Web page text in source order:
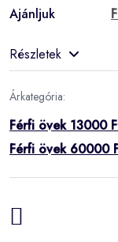
Ajánljuk
Részletek
Árkategória:
Férfi övek 13000
Férfi övek 60000